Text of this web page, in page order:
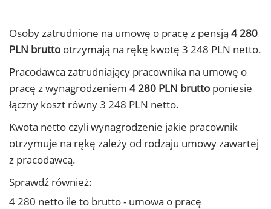
Osoby zatrudnione na umowę o pracę z pensją 4 280
PLN brutto otrzymają na rękę kwotę 3 248 PLN netto.
Pracodawca zatrudniający pracownika na umowę o
pracę z wynagrodzeniem 4 280 PLN brutto poniesie
łączny koszt równy 3 248 PLN netto.
Kwota netto czyli wynagrodzenie jakie pracownik
otrzymuje na rękę zależy od rodzaju umowy zawartej
z pracodawcą.
Sprawdź również:
4 280 netto ile to brutto - umowa o pracę